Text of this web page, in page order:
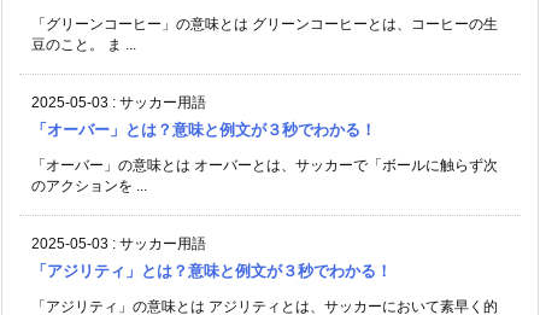
「グリーンコーヒー」の意味とは グリーンコーヒーとは、コーヒーの生
豆のこと。 ま ...
2025-05-03 : サッカー用語
「オーバー」とは？意味と例文が３秒でわかる！
「オーバー」の意味とは オーバーとは、サッカーで「ボールに触らず次
のアクションを ...
2025-05-03 : サッカー用語
「アジリティ」とは？意味と例文が３秒でわかる！
「アジリティ」の意味とは アジリティとは、サッカーにおいて素早く的